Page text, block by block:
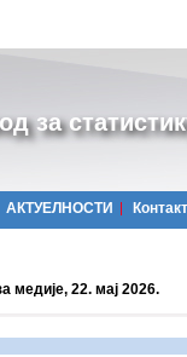
за
АКТУЕЛНОСТИ Контакт
медије, 22. мај 2026.